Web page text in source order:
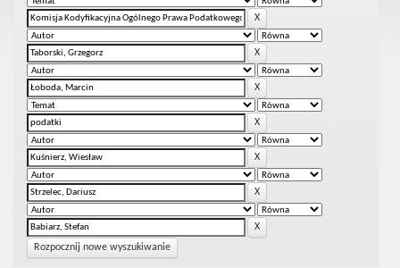
Rozpocznij nowe wyszukiwanie